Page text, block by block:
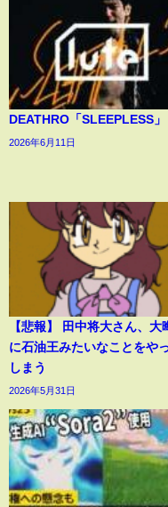
DEATHRO「SLEEPLESS」
2026年6月11日
【悲報】 田中将大さん、大
に石油王みたいなことをや
しまう
2026年5月31日